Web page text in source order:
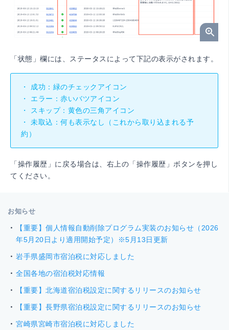
「状態」欄には、ステータスによって下記の表示がされます。
・ 成功：緑のチェックアイコン
・ エラー：赤いバツアイコン
・ スキップ：黄色の三角アイコン
・ 未取込：何も表示なし（これから取り込まれる予
約）
「操作履歴」に戻る場合は、右上の「操作履歴」ボタンを押し
てください。
お知らせ
【重要】個人情報自動削除プログラム実装のお知らせ（2026
年5月20日より適用開始予定）※5月13日更新
岩手県盛岡市宿泊税に対応しました
全国各地の宿泊税対応情報
【重要】北海道宿泊税設定に関するリリースのお知らせ
【重要】長野県宿泊税設定に関するリリースのお知らせ
宮崎県宮崎市宿泊税に対応しました